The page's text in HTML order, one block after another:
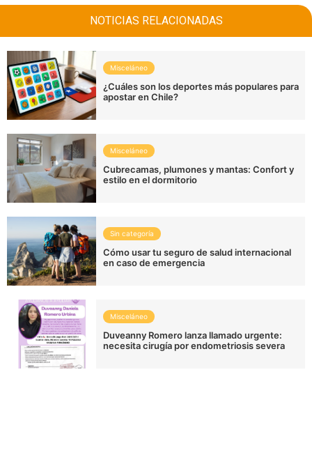
NOTICIAS RELACIONADAS
Misceláneo
¿Cuáles son los deportes más populares para
apostar en Chile?
Misceláneo
Cubrecamas, plumones y mantas: Confort y
estilo en el dormitorio
Sin categoría
Cómo usar tu seguro de salud internacional
en caso de emergencia
Misceláneo
Duveanny Romero lanza llamado urgente:
necesita cirugía por endometriosis severa